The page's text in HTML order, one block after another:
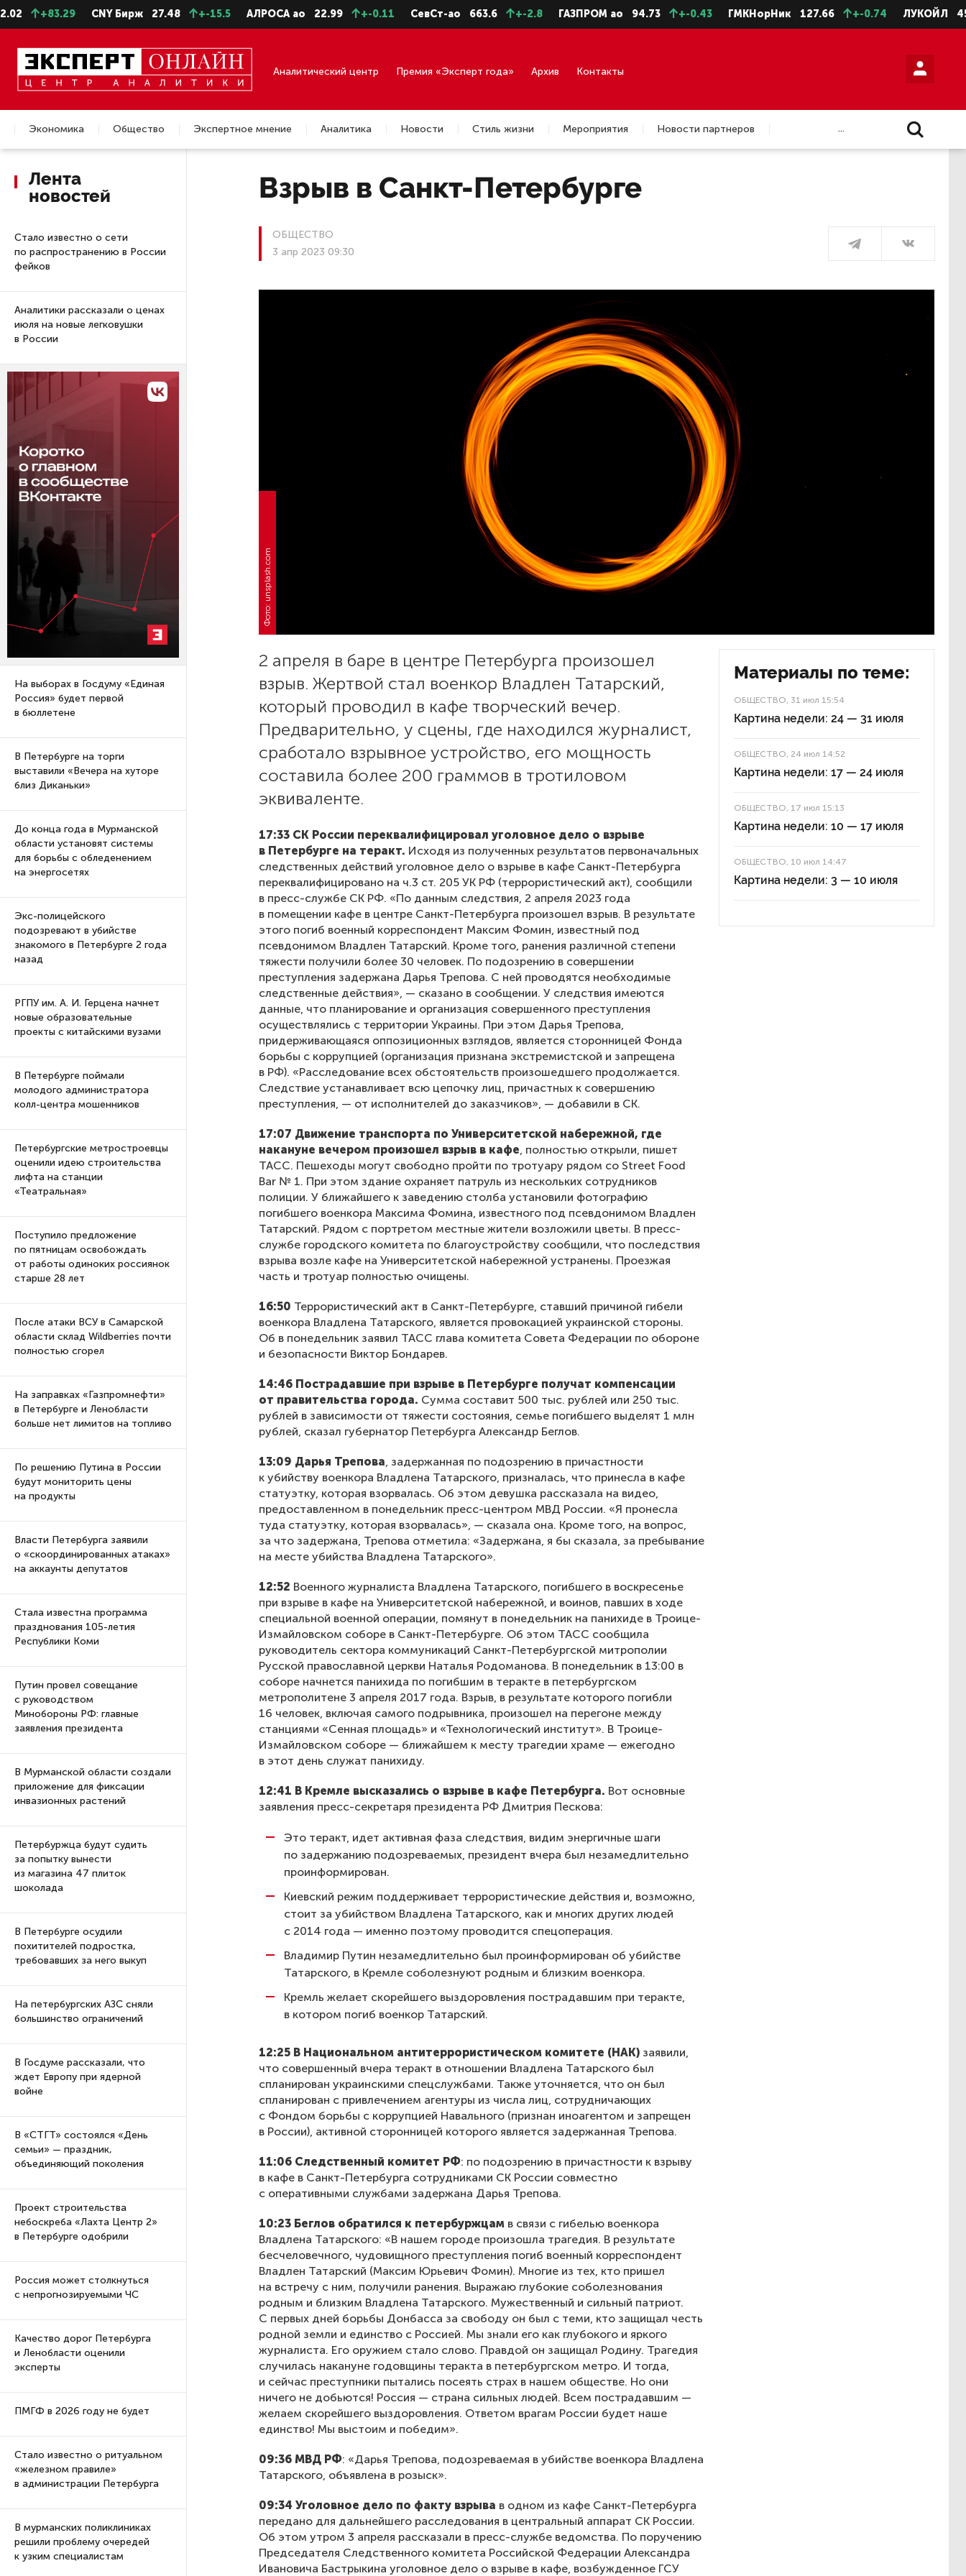
+83.29 CNY Бирж 27.48 +-15.5 АЛРОСА ао 22.99 +-0.11 СевСт-ао 663.6 +-2.8 ГАЗПРОМ ао 94.73 +-0.43 ГМКНорНик 127.66 +-0.74 ЛУКОЙЛ 4588.5
Аналитический центр Премия «Эксперт года» Архив Контакты
Экономика Общество Экспертное мнение Аналитика Новости Стиль жизни Мероприятия
Новости партнеров
Недвижимость
...
Лента
новостей
Стало известно о сети
по распространению в России
фейков
Аналитики рассказали о ценах
июля на новые легковушки
в России
На выборах в Госдуму «Единая
Россия» будет первой
в бюллетене
В Петербурге на торги
выставили «Вечера на хуторе
близ Диканьки»
До конца года в Мурманской
области установят системы
для борьбы с обледенением
на энергосетях
Экс-полицейского
подозревают в убийстве
знакомого в Петербурге 2 года
назад
РГПУ им. А. И. Герцена начнет
новые образовательные
проекты с китайскими вузами
В Петербурге поймали
молодого администратора
колл-центра мошенников
Петербургские метростроевцы
оценили идею строительства
лифта на станции
«Театральная»
Поступило предложение
по пятницам освобождать
от работы одиноких россиянок
старше 28 лет
После атаки ВСУ в Самарской
области склад Wildberries почти
полностью сгорел
На заправках «Газпромнефти»
в Петербурге и Ленобласти
больше нет лимитов на топливо
По решению Путина в России
будут мониторить цены
на продукты
Власти Петербурга заявили
о «скоординированных атаках»
на аккаунты депутатов
Стала известна программа
празднования 105-летия
Республики Коми
Путин провел совещание
с руководством
Минобороны РФ: главные
заявления президента
В Мурманской области создали
приложение для фиксации
инвазионных растений
Петербуржца будут судить
за попытку вынести
из магазина 47 плиток
шоколада
В Петербурге осудили
похитителей подростка,
требовавших за него выкуп
На петербургских АЗС сняли
большинство ограничений
В Госдуме рассказали, что
ждет Европу при ядерной
войне
В «СТГТ» состоялся «День
семьи» — праздник,
объединяющий поколения
Проект строительства
небоскреба «Лахта Центр 2»
в Петербурге одобрили
Россия может столкнуться
с непрогнозируемыми ЧС
Качество дорог Петербурга
и Ленобласти оценили
эксперты
ПМГФ в 2026 году не будет
Стало известно о ритуальном
«железном правиле»
в администрации Петербурга
В мурманских поликлиниках
решили проблему очередей
к узким специалистам
Взрыв в Санкт-Петербурге
ОБЩЕСТВО
3 апр 2023 09:30
Фото: unsplash.com
2 апреля в баре в центре Петербурга произошел
взрыв. Жертвой стал военкор Владлен Татарский,
который проводил в кафе творческий вечер.
Предварительно, у сцены, где находился журналист,
сработало взрывное устройство, его мощность
составила более 200 граммов в тротиловом
эквиваленте.
17:33 СК России переквалифицировал уголовное дело о взрыве
в Петербурге на теракт. Исходя из полученных результатов первоначальных
следственных действий уголовное дело о взрыве в кафе Санкт-Петербурга
переквалифицировано на ч.3 ст. 205 УК РФ (террористический акт), сообщили
в пресс-службе СК РФ. «По данным следствия, 2 апреля 2023 года
в помещении кафе в центре Санкт-Петербурга произошел взрыв. В результате
этого погиб военный корреспондент Максим Фомин, известный под
псевдонимом Владлен Татарский. Кроме того, ранения различной степени
тяжести получили более 30 человек. По подозрению в совершении
преступления задержана Дарья Трепова. С ней проводятся необходимые
следственные действия», — сказано в сообщении. У следствия имеются
данные, что планирование и организация совершенного преступления
осуществлялись с территории Украины. При этом Дарья Трепова,
придерживающаяся оппозиционных взглядов, является сторонницей Фонда
борьбы с коррупцией (организация признана экстремистской и запрещена
в РФ). «Расследование всех обстоятельств произошедшего продолжается.
Следствие устанавливает всю цепочку лиц, причастных к совершению
преступления, — от исполнителей до заказчиков», — добавили в СК.
17:07 Движение транспорта по Университетской набережной, где
накануне вечером произошел взрыв в кафе, полностью открыли, пишет
ТАСС. Пешеходы могут свободно пройти по тротуару рядом со Street Food
Bar № 1. При этом здание охраняет патруль из нескольких сотрудников
полиции. У ближайшего к заведению столба установили фотографию
погибшего военкора Максима Фомина, известного под псевдонимом Владлен
Татарский. Рядом с портретом местные жители возложили цветы. В пресс-
службе городского комитета по благоустройству сообщили, что последствия
взрыва возле кафе на Университетской набережной устранены. Проезжая
часть и тротуар полностью очищены.
16:50 Террористический акт в Санкт-Петербурге, ставший причиной гибели
военкора Владлена Татарского, является провокацией украинской стороны.
Об в понедельник заявил ТАСС глава комитета Совета Федерации по обороне
и безопасности Виктор Бондарев.
14:46 Пострадавшие при взрыве в Петербурге получат компенсации
от правительства города. Сумма составит 500 тыс. рублей или 250 тыс.
рублей в зависимости от тяжести состояния, семье погибшего выделят 1 млн
рублей, сказал губернатор Петербурга Александр Беглов.
13:09 Дарья Трепова, задержанная по подозрению в причастности
к убийству военкора Владлена Татарского, призналась, что принесла в кафе
статуэтку, которая взорвалась. Об этом девушка рассказала на видео,
предоставленном в понедельник пресс-центром МВД России. «Я пронесла
туда статуэтку, которая взорвалась», — сказала она. Кроме того, на вопрос,
за что задержана, Трепова отметила: «Задержана, я бы сказала, за пребывание
на месте убийства Владлена Татарского».
12:52 Военного журналиста Владлена Татарского, погибшего в воскресенье
при взрыве в кафе на Университетской набережной, и воинов, павших в ходе
специальной военной операции, помянут в понедельник на панихиде в Троице-
Измайловском соборе в Санкт-Петербурге. Об этом ТАСС сообщила
руководитель сектора коммуникаций Санкт-Петербургской митрополии
Русской православной церкви Наталья Родоманова. В понедельник в 13:00 в
соборе начнется панихида по погибшим в теракте в петербургском
метрополитене 3 апреля 2017 года. Взрыв, в результате которого погибли
16 человек, включая самого подрывника, произошел на перегоне между
станциями «Сенная площадь» и «Технологический институт». В Троице-
Измайловском соборе — ближайшем к месту трагедии храме — ежегодно
в этот день служат панихиду.
12:41 В Кремле высказались о взрыве в кафе Петербурга. Вот основные
заявления пресс-секретаря президента РФ Дмитрия Пескова:
Это теракт, идет активная фаза следствия, видим энергичные шаги
по задержанию подозреваемых, президент вчера был незамедлительно
проинформирован.
Киевский режим поддерживает террористические действия и, возможно,
стоит за убийством Владлена Татарского, как и многих других людей
с 2014 года — именно поэтому проводится спецоперация.
Владимир Путин незамедлительно был проинформирован об убийстве
Татарского, в Кремле соболезнуют родным и близким военкора.
Кремль желает скорейшего выздоровления пострадавшим при теракте,
в котором погиб военкор Татарский.
12:25 В Национальном антитеррористическом комитете (НАК) заявили,
что совершенный вчера теракт в отношении Владлена Татарского был
спланирован украинскими спецслужбами. Также уточняется, что он был
спланирован с привлечением агентуры из числа лиц, сотрудничающих
с Фондом борьбы с коррупцией Навального (признан иноагентом и запрещен
в России), активной сторонницей которого является задержанная Трепова.
11:06 Следственный комитет РФ: по подозрению в причастности к взрыву
в кафе в Санкт-Петербурга сотрудниками СК России совместно
с оперативными службами задержана Дарья Трепова.
10:23 Беглов обратился к петербуржцам в связи с гибелью военкора
Владлена Татарского: «В нашем городе произошла трагедия. В результате
бесчеловечного, чудовищного преступления погиб военный корреспондент
Владлен Татарский (Максим Юрьевич Фомин). Многие из тех, кто пришел
на встречу с ним, получили ранения. Выражаю глубокие соболезнования
родным и близким Владлена Татарского. Мужественный и сильный патриот.
С первых дней борьбы Донбасса за свободу он был с теми, кто защищал честь
родной земли и единство с Россией. Мы знали его как глубокого и яркого
журналиста. Его оружием стало слово. Правдой он защищал Родину. Трагедия
случилась накануне годовщины теракта в петербургском метро. И тогда,
и сейчас преступники пытались посеять страх в нашем обществе. Но они
ничего не добьются! Россия — страна сильных людей. Всем пострадавшим —
желаем скорейшего выздоровления. Ответом врагам России будет наше
единство! Мы выстоим и победим».
09:36 МВД РФ: «Дарья Трепова, подозреваемая в убийстве военкора Владлена
Татарского, объявлена в розыск».
09:34 Уголовное дело по факту взрыва в одном из кафе Санкт-Петербурга
передано для дальнейшего расследования в центральный аппарат СК России.
Об этом утром 3 апреля рассказали в пресс-службе ведомства. По поручению
Председателя Следственного комитета Российской Федерации Александра
Ивановича Бастрыкина уголовное дело о взрыве в кафе, возбужденное ГСУ
Материалы по теме:
ОБЩЕСТВО, 31 июл 15:54
Картина недели: 24 — 31 июля
ОБЩЕСТВО, 24 июл 14:52
Картина недели: 17 — 24 июля
ОБЩЕСТВО, 17 июл 15:13
Картина недели: 10 — 17 июля
ОБЩЕСТВО, 10 июл 14:47
Картина недели: 3 — 10 июля